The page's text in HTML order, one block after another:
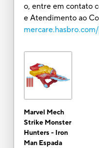
o, entre em contato
e Atendimento ao
Marvel Mech
Strike Monster
Hunters - Iron
Man Espada